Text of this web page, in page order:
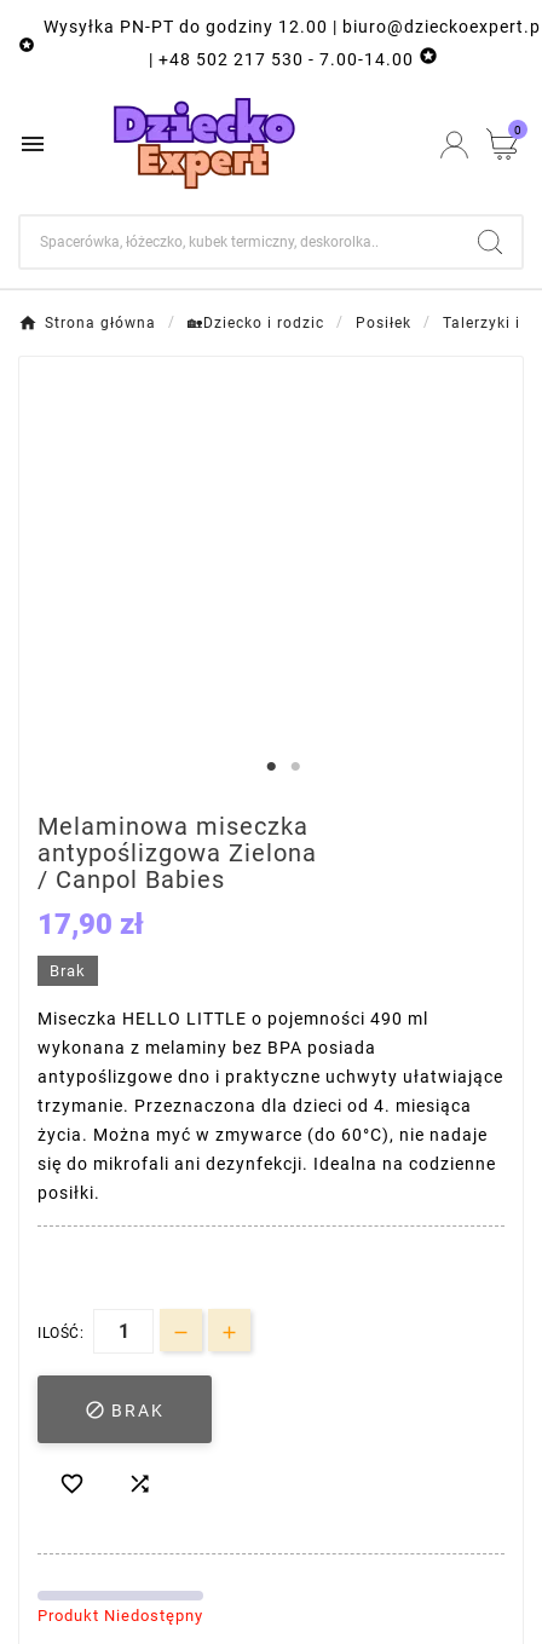

Wysyłka PN-PT do godziny 12.00 |
| +48 502 217 530 - 7.00-14.00 
 0
Strona główna 🏡Dziecko i rodzic Posiłek Talerzyki i
Melaminowa miseczka
antypoślizgowa Zielona
/ Canpol Babies
17,90 zł
Brak
Miseczka HELLO LITTLE o pojemności 490 ml
wykonana z melaminy bez BPA posiada
antypoślizgowe dno i praktyczne uchwyty ułatwiające
trzymanie. Przeznaczona dla dzieci od 4. miesiąca
życia. Można myć w zmywarce (do 60°C), nie nadaje
się do mikrofali ani dezynfekcji. Idealna na codzienne
posiłki.
ILOŚĆ:
 BRAK
 
Produkt Niedostępny